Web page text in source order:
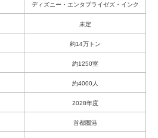
ディズニー・エンタプライゼズ・インク
未定
約14万トン
約1250室
約4000人
2028年度
首都圏港